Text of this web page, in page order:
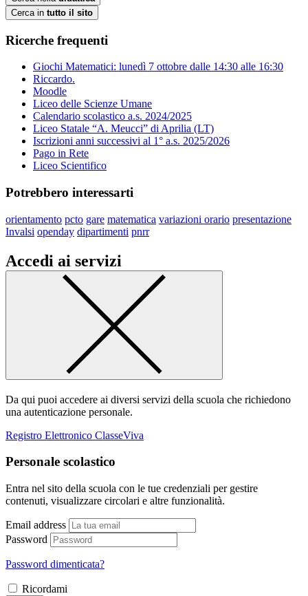
Cerca in tutto il sito
Ricerche frequenti
Giochi Matematici: lunedì 7 ottobre dalle 14:30 alle 16:30
Riccardo.
Moodle
Liceo delle Scienze Umane
Calendario scolastico a.s. 2024/2025
Liceo Statale “A. Meucci” di Aprilia (LT)
Iscrizioni anni successivi al 1° a.s. 2025/2026
Pago in Rete
Liceo Scientifico
Potrebbero interessarti
orientamento pcto gare matematica variazioni orario presentazione
Invalsi openday dipartimenti pnrr
Accedi ai servizi
Da qui puoi accedere ai diversi servizi della scuola che richiedono
una autenticazione personale.
Registro Elettronico ClasseViva
Personale scolastico
Entra nel sito della scuola con le tue credenziali per gestire
contenuti, visualizzare circolari e altre funzionalità.
Email address
Password
Password dimenticata?
Ricordami